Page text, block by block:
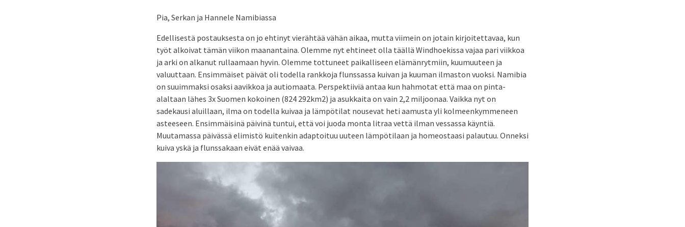
Pia, Serkan ja Hannele Namibiassa
Edellisestä postauksesta on jo ehtinyt vierähtää vähän aikaa, mutta viimein on jotain kirjoitettavaa, kun
työt alkoivat tämän viikon maanantaina. Olemme nyt ehtineet olla täällä Windhoekissa vajaa pari viikkoa
ja arki on alkanut rullaamaan hyvin. Olemme tottuneet paikalliseen elämänrytmiin, kuumuuteen ja
valuuttaan. Ensimmäiset päivät oli todella rankkoja flunssassa kuivan ja kuuman ilmaston vuoksi. Namibia
on suuimmaksi osaksi aavikkoa ja autiomaata. Perspektiiviä antaa kun hahmotat että maa on pinta-
alaltaan lähes 3x Suomen kokoinen (824 292km2) ja asukkaita on vain 2,2 miljoonaa. Vaikka nyt on
sadekausi aluillaan, ilma on todella kuivaa ja lämpötilat nousevat heti aamusta yli kolmeenkymmeneen
asteeseen. Ensimmäisinä päivinä tuntui, että voi juoda monta litraa vettä ilman vessassa käyntiä.
Muutamassa päivässä elimistö kuitenkin adaptoituu uuteen lämpötilaan ja homeostaasi palautuu. Onneksi
kuiva yskä ja flunssakaan eivät enää vaivaa.